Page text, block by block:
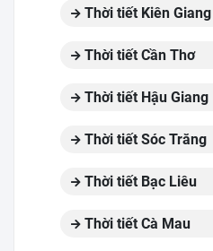
Thời tiết Kiên Giang
Thời tiết Cần Thơ
Thời tiết Hậu Giang
Thời tiết Sóc Trăng
Thời tiết Bạc Liêu
Thời tiết Cà Mau